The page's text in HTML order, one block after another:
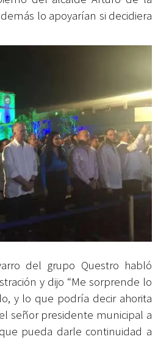
lo apoyarían si decidiera
del grupo Questro habló
y dijo “Me sorprende lo
y lo que podría decir ahorita
señor presidente municipal a
pueda darle continuidad a